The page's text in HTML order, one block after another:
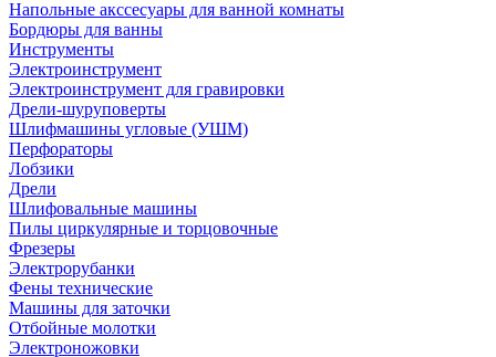
Напольные акссесуары для ванной комнаты
Бордюры для ванны
Инструменты
Электроинструмент
Электроинструмент для гравировки
Дрели-шуруповерты
Шлифмашины угловые (УШМ)
Перфораторы
Лобзики
Дрели
Шлифовальные машины
Пилы циркулярные и торцовочные
Фрезеры
Электрорубанки
Фены технические
Машины для заточки
Отбойные молотки
Электроножовки